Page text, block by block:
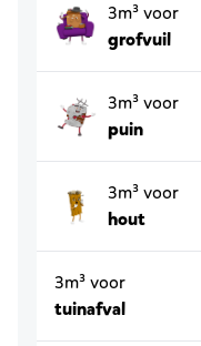
3m³ voor
grofvuil
3m³ voor
puin
3m³ voor
hout
3m³ voor
tuinafval